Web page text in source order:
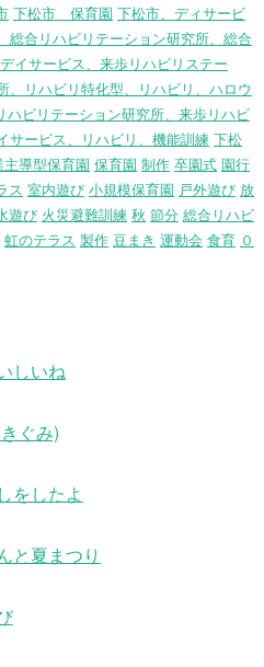
下松市 保育園 下松市、ディサービ
総合リハビリテーション研究所、総合
イサービス、来歩リハビリステー
、リハビリ特化型、リハビリ、ハロウ
ハビリテーション研究所、来歩リハビ
サービス、リハビリ、機能訓練 下松
主導型保育園 保育園 制作 卒園式 園行
ス 室内遊び 小規模保育園 戸外遊び 放
遊び 火災避難訓練 秋 節分 総合リハビ
虹のテラス 製作 豆まき 運動会 食育 ０
しいね
ぐみ)
をしたよ
と夏まつり